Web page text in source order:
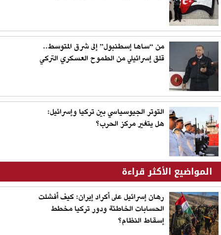
من “ساها إسطنبول” إلى شرق المتوسط..
قلق إسرائيلي من الطموح العسكري التركي
التوتر الجيوسياسي بين تركيا وإسرائيل:
هل يتغير مركز الحرب؟
المواضيع الأكثر قراءة
رهان إسرائيل على أكراد إيران: كيف أفشلت
الحسابات الخاطئة ودور تركيا مخطط
إسقاط النظام؟